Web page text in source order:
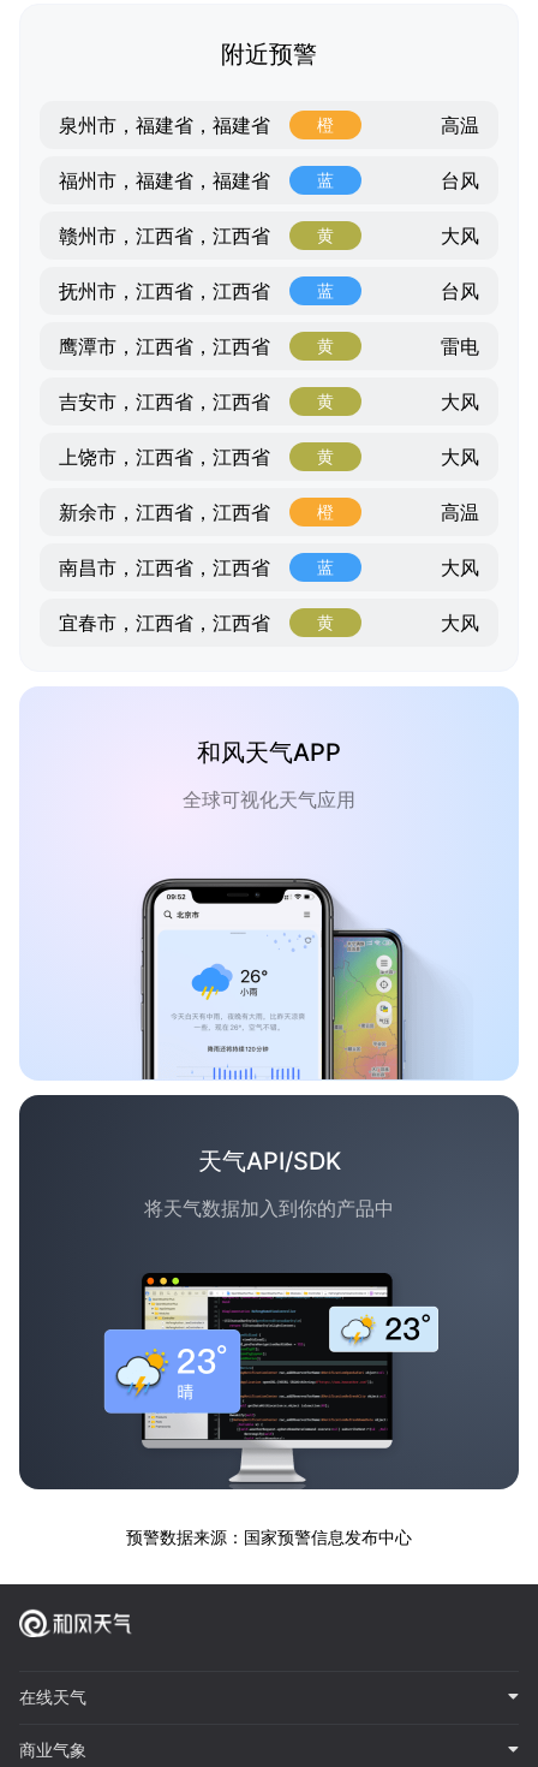
附近预警
泉州市，福建省，福建省 橙 高温
福州市，福建省，福建省 蓝 台风
赣州市，江西省，江西省 黄 大风
抚州市，江西省，江西省 蓝 台风
鹰潭市，江西省，江西省 黄 雷电
吉安市，江西省，江西省 黄 大风
上饶市，江西省，江西省 黄 大风
新余市，江西省，江西省 橙 高温
南昌市，江西省，江西省 蓝 大风
宜春市，江西省，江西省 黄 大风
和风天气APP
全球可视化天气应用
天气API/SDK
将天气数据加入到你的产品中
预警数据来源：国家预警信息发布中心
在线天气
商业气象